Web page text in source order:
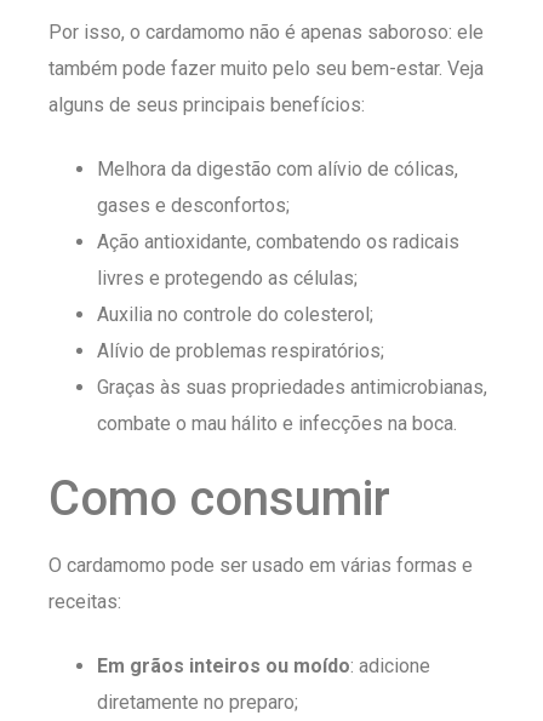
Por isso, o cardamomo não é apenas saboroso: ele
também pode fazer muito pelo seu bem-estar. Veja
alguns de seus principais benefícios:
Melhora da digestão com alívio de cólicas,
gases e desconfortos;
Ação antioxidante, combatendo os radicais
livres e protegendo as células;
Auxilia no controle do colesterol;
Alívio de problemas respiratórios;
Graças às suas propriedades antimicrobianas,
combate o mau hálito e infecções na boca.
Como consumir
O cardamomo pode ser usado em várias formas e
receitas:
Em grãos inteiros ou moído: adicione
diretamente no preparo;